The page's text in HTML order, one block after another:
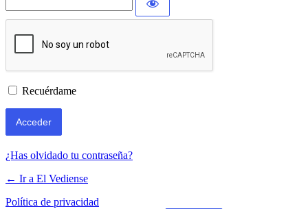
Recuérdame
¿Has olvidado tu contraseña?
← Ir a El Vediense
Política de privacidad